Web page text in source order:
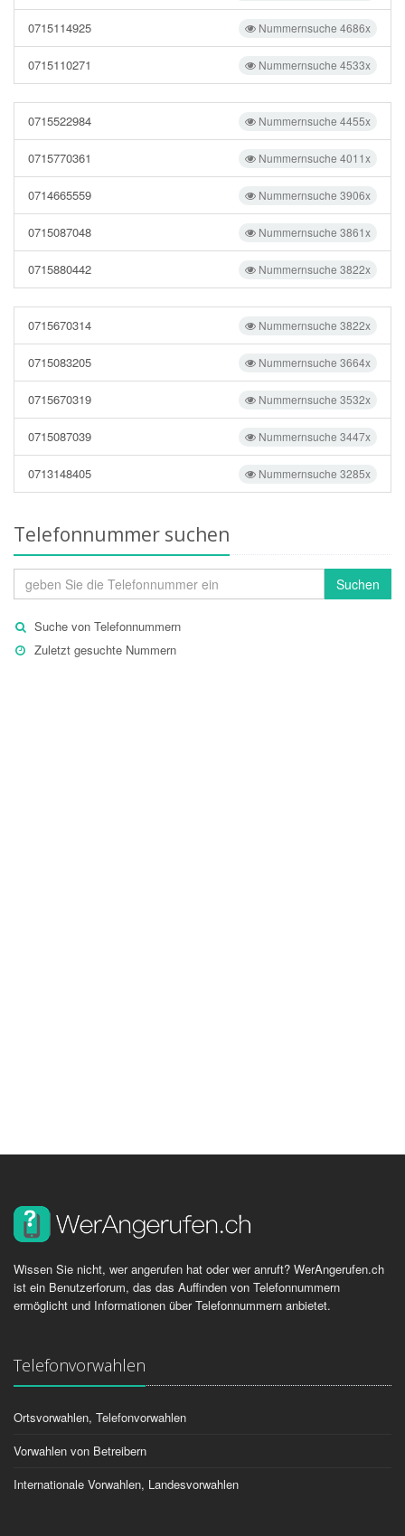
Nummernsuche 4686x
0715114925
Nummernsuche 4533x
0715110271
Nummernsuche 4455x
0715522984
Nummernsuche 4011x
0715770361
Nummernsuche 3906x
0714665559
Nummernsuche 3861x
0715087048
Nummernsuche 3822x
0715880442
Nummernsuche 3822x
0715670314
Nummernsuche 3664x
0715083205
Nummernsuche 3532x
0715670319
Nummernsuche 3447x
0715087039
Nummernsuche 3285x
0713148405
Telefonnummer suchen
Suchen
Suche von Telefonnummern
Zuletzt gesuchte Nummern
Wissen Sie nicht, wer angerufen hat oder wer anruft? WerAngerufen.ch
ist ein Benutzerforum, das das Auffinden von Telefonnummern
ermöglicht und Informationen über Telefonnummern anbietet.
Telefonvorwahlen
Ortsvorwahlen, Telefonvorwahlen
Vorwahlen von Betreibern
Internationale Vorwahlen, Landesvorwahlen